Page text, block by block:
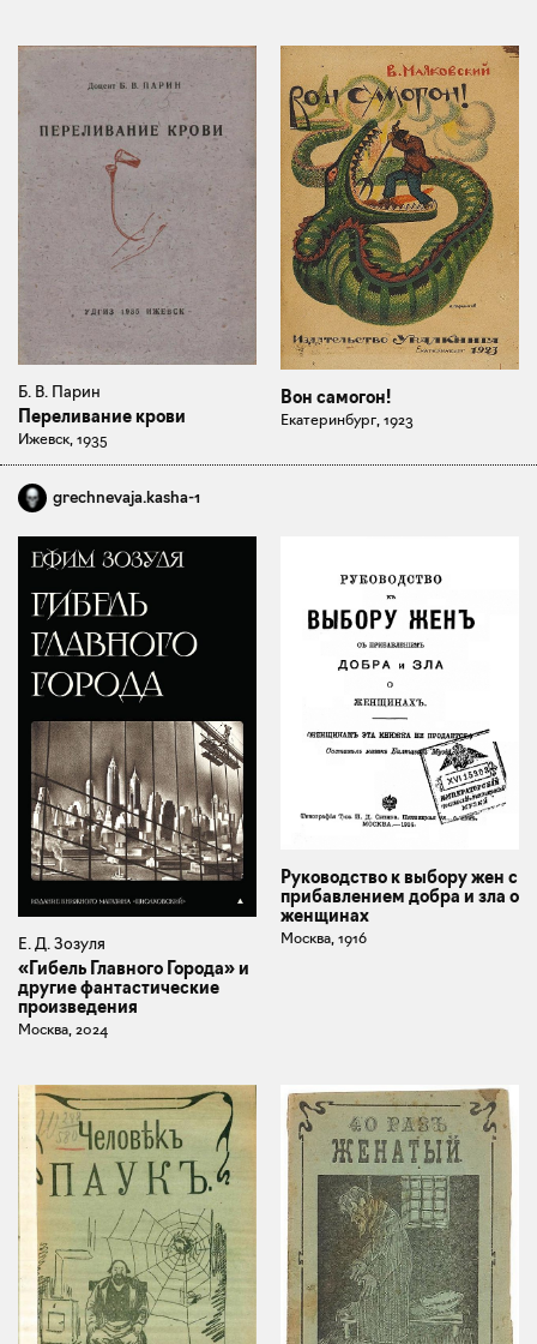
Б. В. Парин
Переливание крови
Ижевск, 1935
Вон самогон!
Екатеринбург, 1923
grechnevaja.kasha-1
Е. Д. Зозуля
«Гибель Главного Города» и
другие фантастические
произведения
Москва, 2024
Руководство к выбору жен с
прибавлением добра и зла о
женщинах
Москва, 1916